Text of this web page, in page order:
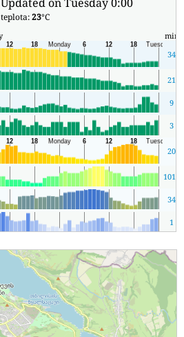
teplota:23°C
min
34
21
9
3
20
1010
34
1